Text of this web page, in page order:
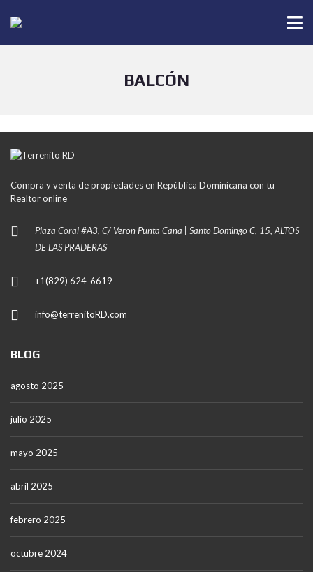
BALCÓN
Compra y venta de propiedades en República Dominicana con tu
Realtor online
Plaza Coral #A3, C/ Veron Punta Cana | Santo Domingo C, 15, ALTOS
DE LAS PRADERAS
+1(829) 624-6619
info@terrenitoRD.com
BLOG
agosto 2025
julio 2025
mayo 2025
abril 2025
febrero 2025
octubre 2024